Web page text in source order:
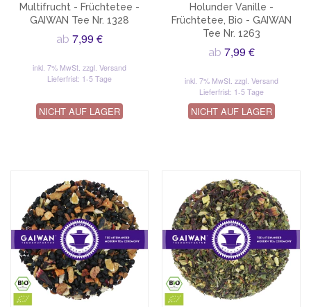
Multifrucht - Früchtetee -
GAIWAN Tee Nr. 1328
ab7,99 €
inkl. 7% MwSt.zzgl. Versand
Lieferfrist: 1-5 Tage
NICHT AUF LAGER
Holunder Vanille -
Früchtetee, Bio - GAIWAN
Tee Nr. 1263
ab 7,99 €
inkl. 7% MwSt. zzgl. Versand
Lieferfrist: 1-5 Tage
NICHT AUF LAGER